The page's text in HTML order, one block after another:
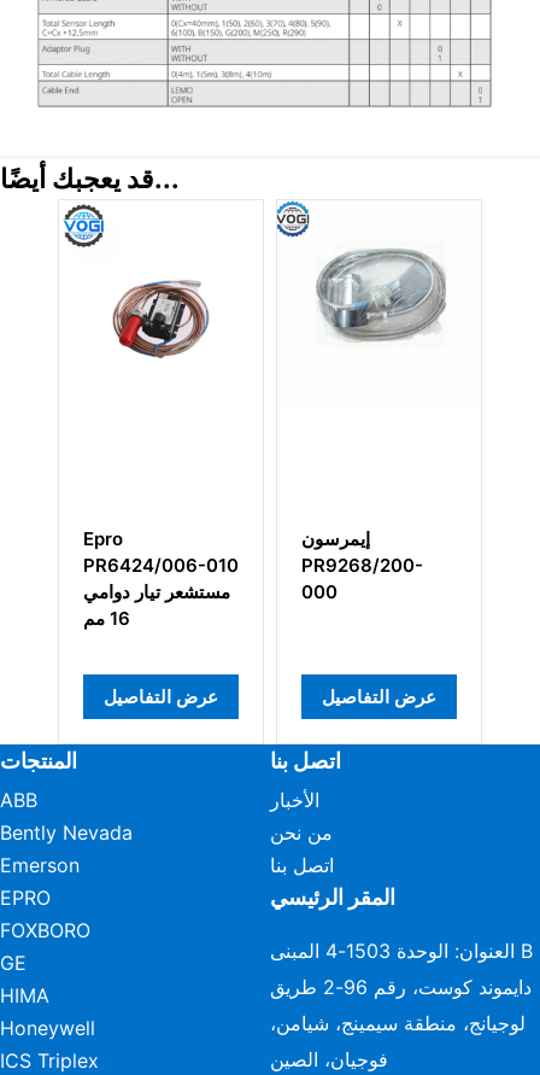
قد يعجبك أيضًا...
Epro
PR6424/006-010
مستشعر تيار دوامي
16 مم
عرض التفاصيل
إيمرسون
PR9268/200-
000
عرض التفاصيل
المنتجات
ABB
Bently Nevada
Emerson
EPRO
FOXBORO
GE
HIMA
Honeywell
ICS Triplex
اتصل بنا
الأخبار
من نحن
اتصل بنا
المقر الرئيسي
العنوان: الوحدة 1503-4 المبنى B
دايموند كوست، رقم 96-2 طريق
لوجيانج، منطقة سيمينج، شيامن،
فوجيان، الصين